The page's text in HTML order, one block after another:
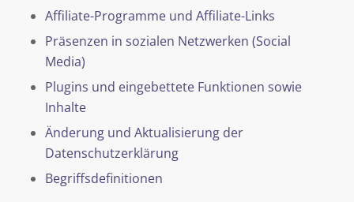
Affiliate-Programme und Affiliate-Links
Präsenzen in sozialen Netzwerken (Social
Media)
Plugins und eingebettete Funktionen sowie
Inhalte
Änderung und Aktualisierung der
Datenschutzerklärung
Begriffsdefinitionen